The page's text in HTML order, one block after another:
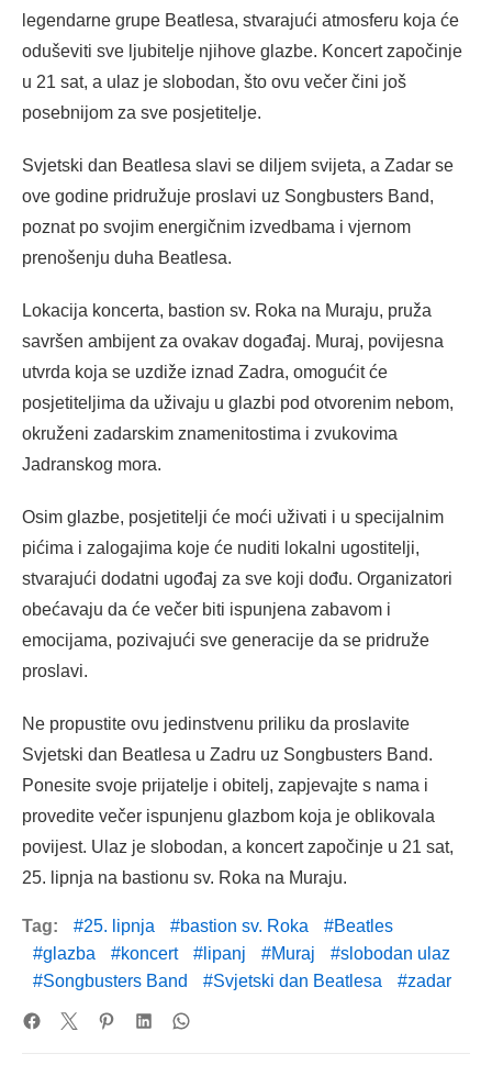
legendarne grupe Beatlesa, stvarajući atmosferu koja će
oduševiti sve ljubitelje njihove glazbe. Koncert započinje
u 21 sat, a ulaz je slobodan, što ovu večer čini još
posebnijom za sve posjetitelje.
Svjetski dan Beatlesa slavi se diljem svijeta, a Zadar se
ove godine pridružuje proslavi uz Songbusters Band,
poznat po svojim energičnim izvedbama i vjernom
prenošenju duha Beatlesa.
Lokacija koncerta, bastion sv. Roka na Muraju, pruža
savršen ambijent za ovakav događaj. Muraj, povijesna
utvrda koja se uzdiže iznad Zadra, omogućit će
posjetiteljima da uživaju u glazbi pod otvorenim nebom,
okruženi zadarskim znamenitostima i zvukovima
Jadranskog mora.
Osim glazbe, posjetitelji će moći uživati i u specijalnim
pićima i zalogajima koje će nuditi lokalni ugostitelji,
stvarajući dodatni ugođaj za sve koji dođu. Organizatori
obećavaju da će večer biti ispunjena zabavom i
emocijama, pozivajući sve generacije da se pridruže
proslavi.
Ne propustite ovu jedinstvenu priliku da proslavite
Svjetski dan Beatlesa u Zadru uz Songbusters Band.
Ponesite svoje prijatelje i obitelj, zapjevajte s nama i
provedite večer ispunjenu glazbom koja je oblikovala
povijest. Ulaz je slobodan, a koncert započinje u 21 sat,
25. lipnja na bastionu sv. Roka na Muraju.
Tag: 25. lipnja bastion sv. Roka
Beatles
glazba
koncert lipanj Muraj
slobodan ulaz
Songbusters Band
Svjetski dan Beatlesa zadar